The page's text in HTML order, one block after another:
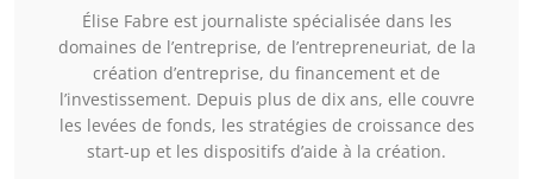
Élise Fabre est journaliste spécialisée dans les
domaines de l’entreprise, de l’entrepreneuriat, de la
création d’entreprise, du financement et de
l’investissement. Depuis plus de dix ans, elle couvre
les levées de fonds, les stratégies de croissance des
start-up et les dispositifs d’aide à la création.